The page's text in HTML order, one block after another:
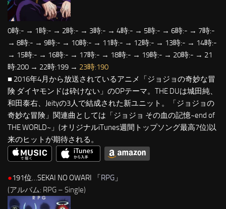
0時:- → 1時:- → 2時:- → 3時:- → 4時:- → 5時:- → 6時:- → 7時:-
→ 8時:- → 9時:- → 10時:- → 11時:- → 12時:- → 13時:- → 14時:-
→ 15時:- → 16時:- → 17時:- → 18時:- → 19時:- → 20時:- → 21
時:200 → 22時:199 → 23時:190
■ 2016年4月から放送されているアニメ「ジョジョの奇妙な冒
険 ダイヤモンドは砕けない」のOPテーマ。THE DUは城田純、
和田泰右、Jeityの3人で結成された新ユニット。「ジョジョの
奇妙な冒険」関連曲としては「ジョジョ その血の記憶~end of
THE WORLD~」(オリジナルiTunes週間トップソング最高7位)以
来のヒットが期待される。
●191位…SEKAI NO OWARI 「RPG 」
(アルバム: RPG – Single)